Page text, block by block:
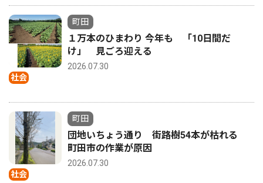
社会
町田
１万本のひまわり 今年も 「10日間だ
け」 見ごろ迎える
2026.07.30
社会
町田
団地いちょう通り 街路樹54本が枯れる
町田市の作業が原因
2026.07.30